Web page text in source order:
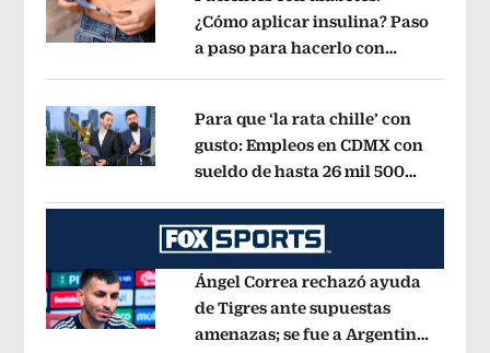
Opens in new window
¿Cómo aplicar insulina? Paso
a paso para hacerlo con
Opens in new window
Para que ‘la rata chille’ con
gusto: Empleos en CDMX con
sueldo de hasta 26 mil 500
Opens in new window
Ángel Correa rechazó ayuda
de Tigres ante supuestas
amenazas; se fue a Argentina